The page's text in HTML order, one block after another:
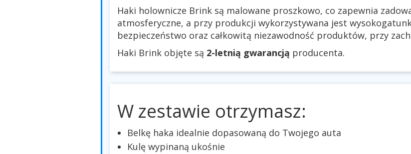
Haki holownicze Brink są malowane proszkowo, co zapewnia
atmosferyczne, a przy produkcji wykorzystywana jest
bezpieczeństwo oraz całkowitą niezawodność produktów, przy
Haki Brink objęte są 2-letnią gwarancją producenta.
W zestawie otrzymasz:
Belkę haka idealnie dopasowaną do Twojego auta
Kulę wypinaną ukośnie